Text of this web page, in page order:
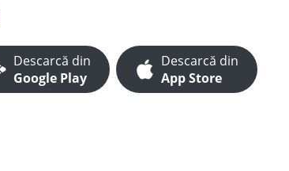
Descarcă din
Google Play
Descarcă din
App Store